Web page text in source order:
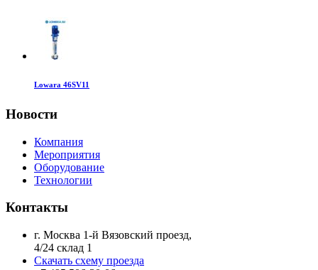
Lowara 46SV11
Новости
Компания
Мероприятия
Оборудование
Технологии
Контакты
г. Москва 1-й Вязовский проезд,
4/24 склад 1
Скачать схему проезда